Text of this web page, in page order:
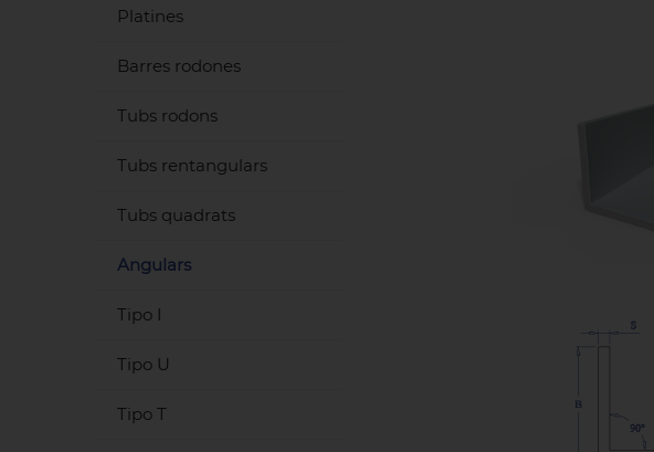
Platines
Barres rodones
Tubs rodons
Tubs rentangulars
Tubs quadrats
Angulars
Tipo I
Tipo U
Tipo T